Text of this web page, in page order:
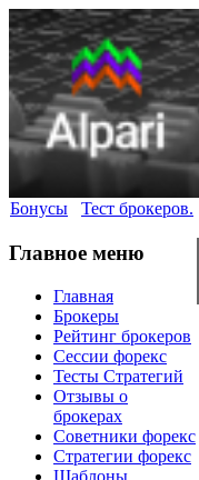
Бонусы Тест брокеров.
Главное меню
Главная
Брокеры
Рейтинг брокеров
Сессии форекс
Тесты Стратегий
Отзывы о
брокерах
Советники форекс
Стратегии форекс
Шаблоны